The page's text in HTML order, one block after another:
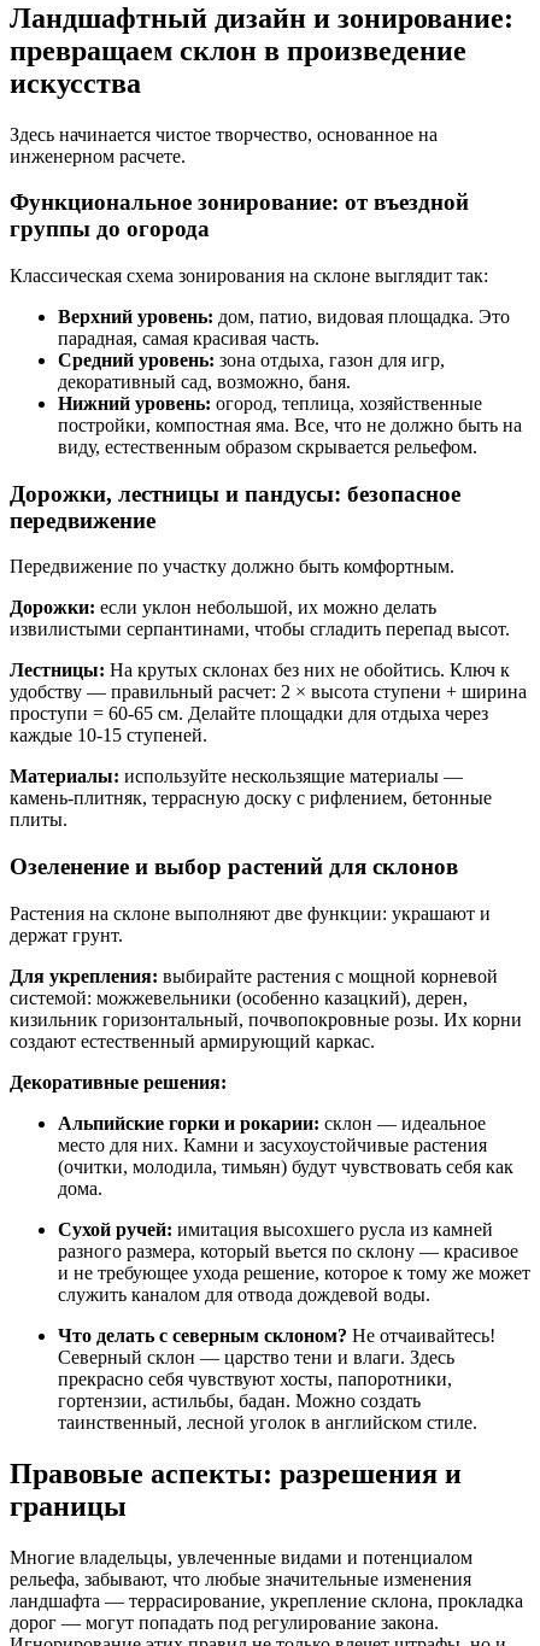
Ландшафтный дизайн и зонирование:
превращаем склон в произведение
искусства
Здесь начинается чистое творчество, основанное на
инженерном расчете.
Функциональное зонирование: от въездной
группы до огорода
Классическая схема зонирования на склоне выглядит так:
Верхний уровень: дом, патио, видовая площадка. Это
парадная, самая красивая часть.
Средний уровень: зона отдыха, газон для игр,
декоративный сад, возможно, баня.
Нижний уровень: огород, теплица, хозяйственные
постройки, компостная яма. Все, что не должно быть на
виду, естественным образом скрывается рельефом.
Дорожки, лестницы и пандусы: безопасное
передвижение
Передвижение по участку должно быть комфортным.
Дорожки: если уклон небольшой, их можно делать
извилистыми серпантинами, чтобы сгладить перепад высот.
Лестницы: На крутых склонах без них не обойтись. Ключ к
удобству — правильный расчет: 2 × высота ступени + ширина
проступи = 60-65 см. Делайте площадки для отдыха через
каждые 10-15 ступеней.
Материалы: используйте нескользящие материалы —
камень-плитняк, террасную доску с рифлением, бетонные
плиты.
Озеленение и выбор растений для склонов
Растения на склоне выполняют две функции: украшают и
держат грунт.
Для укрепления: выбирайте растения с мощной корневой
системой: можжевельники (особенно казацкий), дерен,
кизильник горизонтальный, почвопокровные розы. Их корни
создают естественный армирующий каркас.
Декоративные решения:
Альпийские горки и рокарии: склон — идеальное
место для них. Камни и засухоустойчивые растения
(очитки, молодила, тимьян) будут чувствовать себя как
дома.
Сухой ручей: имитация высохшего русла из камней
разного размера, который вьется по склону — красивое
и не требующее ухода решение, которое к тому же может
служить каналом для отвода дождевой воды.
Что делать с северным склоном? Не отчаивайтесь!
Северный склон — царство тени и влаги. Здесь
прекрасно себя чувствуют хосты, папоротники,
гортензии, астильбы, бадан. Можно создать
таинственный, лесной уголок в английском стиле.
Правовые аспекты: разрешения и
границы
Многие владельцы, увлеченные видами и потенциалом
рельефа, забывают, что любые значительные изменения
ландшафта — террасирование, укрепление склона, прокладка
дорог — могут попадать под регулирование закона.